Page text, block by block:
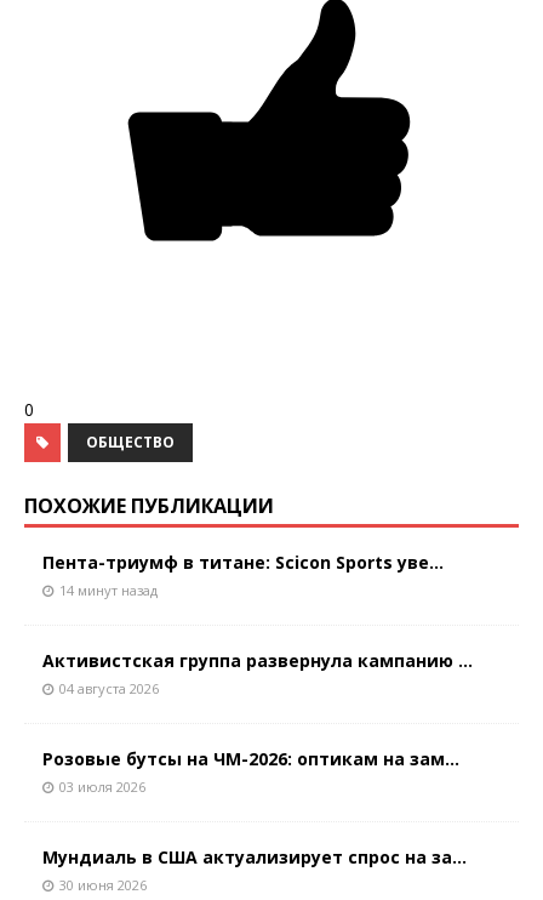
0
ОБЩЕСТВО
ПОХОЖИЕ ПУБЛИКАЦИИ
Пента-триумф в титане: Scicon Sports уве...
14 минут назад
Активистская группа развернула кампанию ...
04 августа 2026
Розовые бутсы на ЧМ-2026: оптикам на зам...
03 июля 2026
Мундиаль в США актуализирует спрос на за...
30 июня 2026